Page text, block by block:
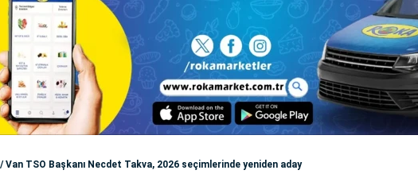
Van TSO Başkanı Necdet Takva, 2026 seçimlerinde yeniden aday